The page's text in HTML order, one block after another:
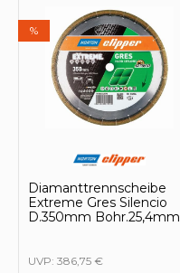
%
Diamanttrennscheibe
Extreme Gres Silencio
D.350mm Bohr.25,4mm
UVP: 386,75 €